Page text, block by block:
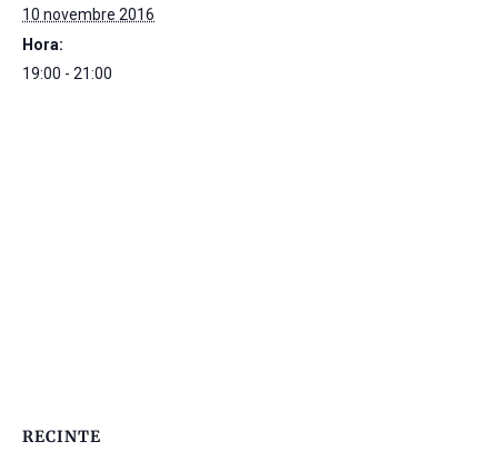
10 novembre 2016
Hora:
19:00 - 21:00
RECINTE